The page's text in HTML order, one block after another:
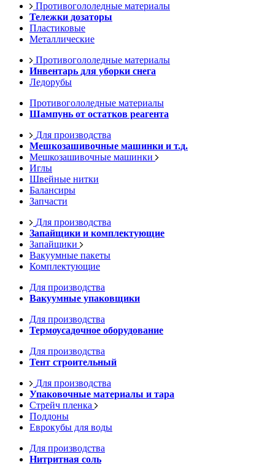
Противогололедные материалы
Тележки дозаторы
Пластиковые
Металлические
Противогололедные материалы
Инвентарь для уборки снега
Ледорубы
Противогололедные материалы
Шампунь от остатков реагента
Для производства
Мешкозашивочные машинки и т.д.
Мешкозашивочные машинки
Иглы
Швейные нитки
Балансиры
Запчасти
Для производства
Запайщики и комплектующие
Запайщики
Вакуумные пакеты
Комплектующие
Для производства
Вакуумные упаковщики
Для производства
Термоусадочное оборудование
Для производства
Тент строительный
Для производства
Упаковочные материалы и тара
Стрейч пленка
Поддоны
Еврокубы для воды
Для производства
Нитритная соль